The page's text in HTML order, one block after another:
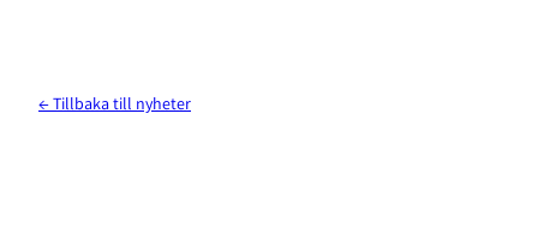
← Tillbaka till nyheter